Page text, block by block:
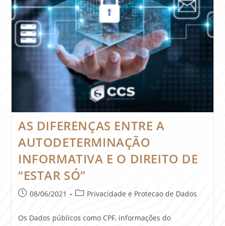
AS DIFERENÇAS ENTRE A
AUTODETERMINAÇÃO
INFORMATIVA E O DIREITO DE
“ESTAR SÓ”
08/06/2021 Privacidade e Protecao de Dados
Os Dados públicos como CPF, informações do